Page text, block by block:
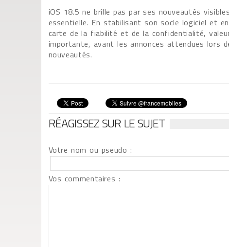
iOS 18.5 ne brille pas par ses nouveautés
essentielle. En stabilisant son socle logiciel et
carte de la fiabilité et de la confidentialité,
importante, avant les annonces attendues lors
nouveautés.
RÉAGISSEZ SUR LE SUJET
Votre nom ou pseudo :
Vos commentaires :